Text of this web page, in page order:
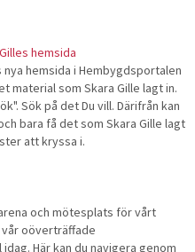
hemsida
hemsida i Hembygdsportalen
material som Skara Gille lagt in.
Sök på det Du vill. Därifrån kan
bara få det som Skara Gille lagt
att kryssa i.
och mötesplats för vårt
oöverträffade
Här kan du navigera genom